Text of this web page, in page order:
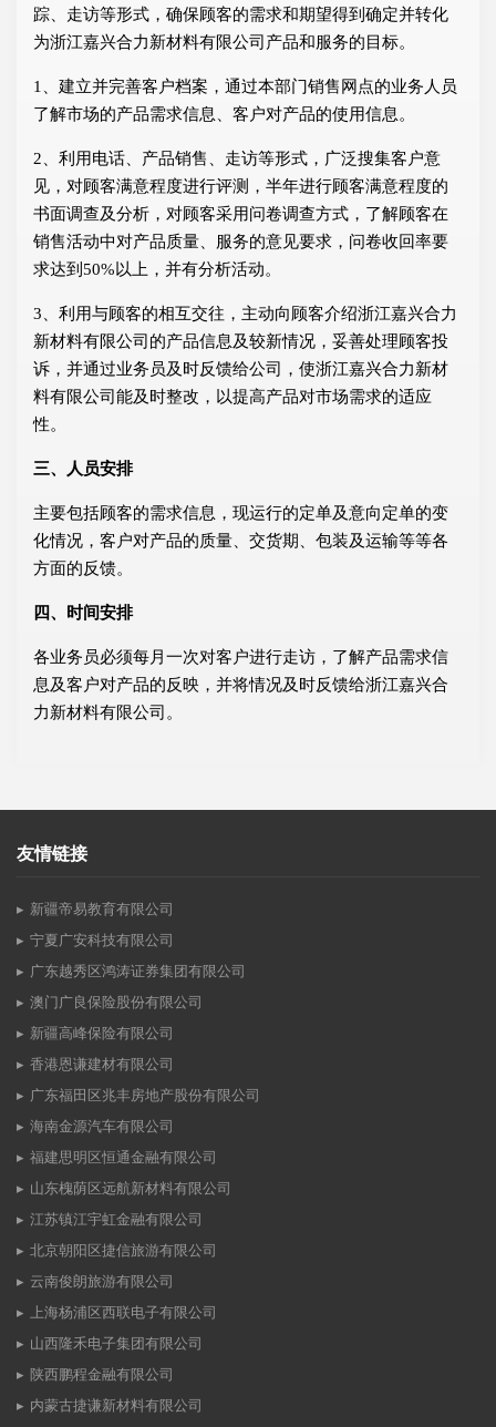
踪、走访等形式，确保顾客的需求和期望得到确定并转化
为浙江嘉兴合力新材料有限公司产品和服务的目标。
1、建立并完善客户档案，通过本部门销售网点的业务人员
了解市场的产品需求信息、客户对产品的使用信息。
2、利用电话、产品销售、走访等形式，广泛搜集客户意
见，对顾客满意程度进行评测，半年进行顾客满意程度的
书面调查及分析，对顾客采用问卷调查方式，了解顾客在
销售活动中对产品质量、服务的意见要求，问卷收回率要
求达到50%以上，并有分析活动。
3、利用与顾客的相互交往，主动向顾客介绍浙江嘉兴合力
新材料有限公司的产品信息及较新情况，妥善处理顾客投
诉，并通过业务员及时反馈给公司，使浙江嘉兴合力新材
料有限公司能及时整改，以提高产品对市场需求的适应
性。
三、人员安排
主要包括顾客的需求信息，现运行的定单及意向定单的变
化情况，客户对产品的质量、交货期、包装及运输等等各
方面的反馈。
四、时间安排
各业务员必须每月一次对客户进行走访，了解产品需求信
息及客户对产品的反映，并将情况及时反馈给浙江嘉兴合
力新材料有限公司。
友情链接
新疆帝易教育有限公司
宁夏广安科技有限公司
广东越秀区鸿涛证券集团有限公司
澳门广良保险股份有限公司
新疆高峰保险有限公司
香港恩谦建材有限公司
广东福田区兆丰房地产股份有限公司
海南金源汽车有限公司
福建思明区恒通金融有限公司
山东槐荫区远航新材料有限公司
江苏镇江宇虹金融有限公司
北京朝阳区捷信旅游有限公司
云南俊朗旅游有限公司
上海杨浦区西联电子有限公司
山西隆禾电子集团有限公司
陕西鹏程金融有限公司
内蒙古捷谦新材料有限公司